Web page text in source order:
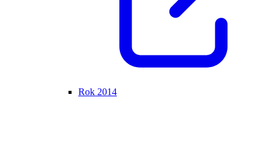
Rok 2014